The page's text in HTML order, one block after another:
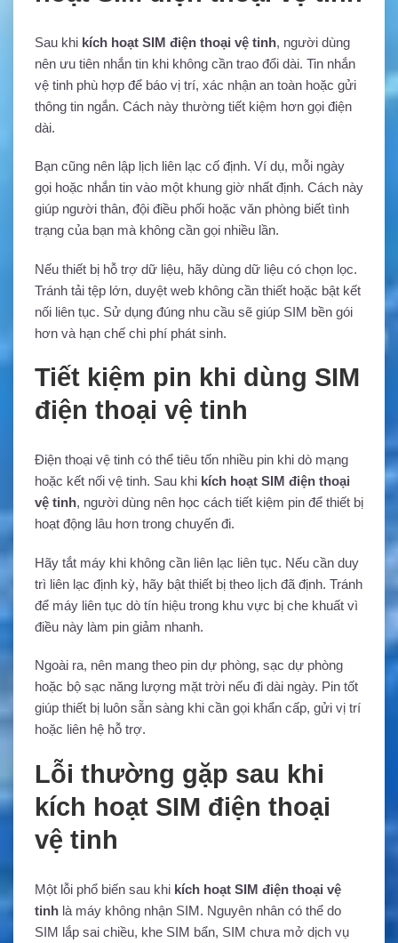
Sau khi kích hoạt SIM điện thoại vệ tinh, người dùng
nên ưu tiên nhắn tin khi không cần trao đổi dài. Tin nhắn
vệ tinh phù hợp để báo vị trí, xác nhận an toàn hoặc gửi
thông tin ngắn. Cách này thường tiết kiệm hơn gọi điện
dài.
Bạn cũng nên lập lịch liên lạc cố định. Ví dụ, mỗi ngày
gọi hoặc nhắn tin vào một khung giờ nhất định. Cách này
giúp người thân, đội điều phối hoặc văn phòng biết tình
trạng của bạn mà không cần gọi nhiều lần.
Nếu thiết bị hỗ trợ dữ liệu, hãy dùng dữ liệu có chọn lọc.
Tránh tải tệp lớn, duyệt web không cần thiết hoặc bật kết
nối liên tục. Sử dụng đúng nhu cầu sẽ giúp SIM bền gói
hơn và hạn chế chi phí phát sinh.
Tiết kiệm pin khi dùng SIM
điện thoại vệ tinh
Điện thoại vệ tinh có thể tiêu tốn nhiều pin khi dò mạng
hoặc kết nối vệ tinh. Sau khi kích hoạt SIM điện thoại
vệ tinh, người dùng nên học cách tiết kiệm pin để thiết bị
hoạt động lâu hơn trong chuyến đi.
Hãy tắt máy khi không cần liên lạc liên tục. Nếu cần duy
trì liên lạc định kỳ, hãy bật thiết bị theo lịch đã định. Tránh
để máy liên tục dò tín hiệu trong khu vực bị che khuất vì
điều này làm pin giảm nhanh.
Ngoài ra, nên mang theo pin dự phòng, sạc dự phòng
hoặc bộ sạc năng lượng mặt trời nếu đi dài ngày. Pin tốt
giúp thiết bị luôn sẵn sàng khi cần gọi khẩn cấp, gửi vị trí
hoặc liên hệ hỗ trợ.
Lỗi thường gặp sau khi
kích hoạt SIM điện thoại
vệ tinh
Một lỗi phổ biến sau khi kích hoạt SIM điện thoại vệ
tinh là máy không nhận SIM. Nguyên nhân có thể do
SIM lắp sai chiều, khe SIM bẩn, SIM chưa mở dịch vụ